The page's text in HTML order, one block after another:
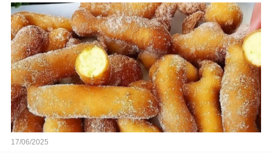
17/06/2025